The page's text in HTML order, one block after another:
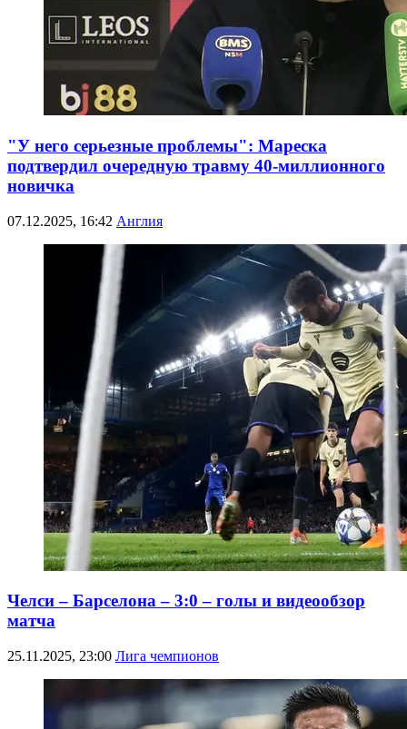
"У него серьезные проблемы": Мареска
подтвердил очередную травму 40-миллионного
новичка
07.12.2025, 16:42 Англия
Челси – Барселона – 3:0 – голы и видеообзор
матча
25.11.2025, 23:00 Лига чемпионов